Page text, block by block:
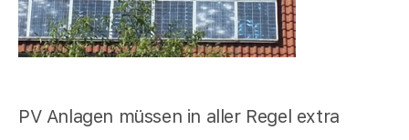
PV Anlagen müssen in aller Regel extra